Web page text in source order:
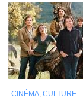
CINÉMA, CULTURE